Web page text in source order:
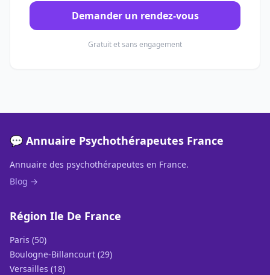
Demander un rendez-vous
Gratuit et sans engagement
💬 Annuaire Psychothérapeutes France
Annuaire des psychothérapeutes en France.
Blog →
Région Ile De France
Paris (50)
Boulogne-Billancourt (29)
Versailles (18)